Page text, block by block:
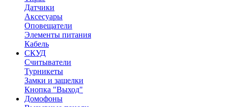
Датчики
Аксесуары
Оповещатели
Элементы питания
Кабель
СКУД
Считыватели
Турникеты
Замки и защелки
Кнопка "Выход"
Домофоны